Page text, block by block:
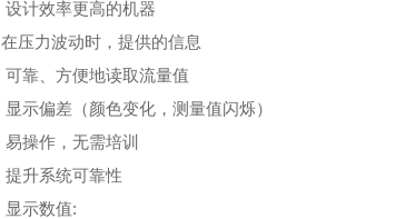
设计效率更高的机器
在压力波动时，提供的信息
可靠、方便地读取流量值
显示偏差（颜色变化，测量值闪烁）
易操作，无需培训
提升系统可靠性
显示数值: